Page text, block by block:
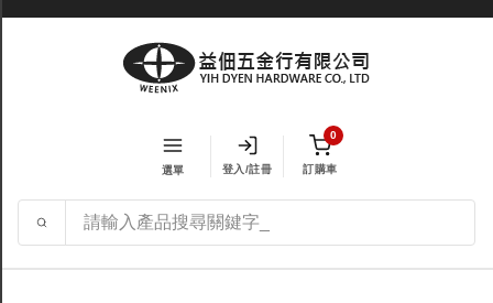
選單 登入/註冊
0
訂購車